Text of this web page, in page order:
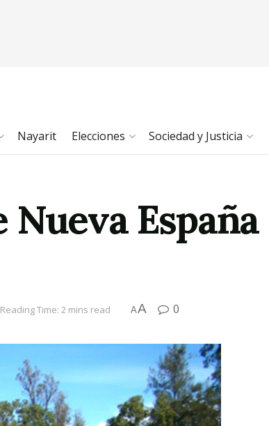
Nayarit Elecciones Sociedad y Justicia
Reading Time: 2 mins read AA 0